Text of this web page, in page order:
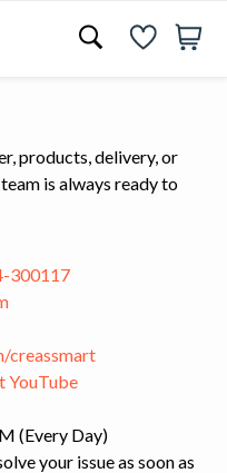
products, delivery, or
team is always ready to
300117
creassmart
YouTube
(Every Day)
your issue as soon as